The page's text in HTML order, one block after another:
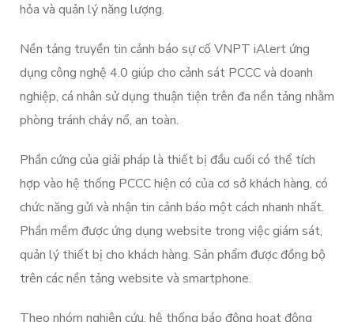
hỏa và quản lý năng lượng.
Nền tảng truyền tin cảnh báo sự cố VNPT iAlert ứng
dụng công nghệ 4.0 giúp cho cảnh sát PCCC và doanh
nghiệp, cá nhân sử dụng thuận tiện trên đa nền tảng nhằm
phòng tránh cháy nổ, an toàn.
Phần cứng của giải pháp là thiết bị đầu cuối có thể tích
hợp vào hệ thống PCCC hiện có của cơ sở khách hàng, có
chức năng gửi và nhận tin cảnh báo một cách nhanh nhất.
Phần mềm được ứng dụng website trong việc giám sát,
quản lý thiết bị cho khách hàng. Sản phẩm được đồng bộ
trên các nền tảng website và smartphone.
Theo nhóm nghiên cứu, hệ thống báo động hoạt động